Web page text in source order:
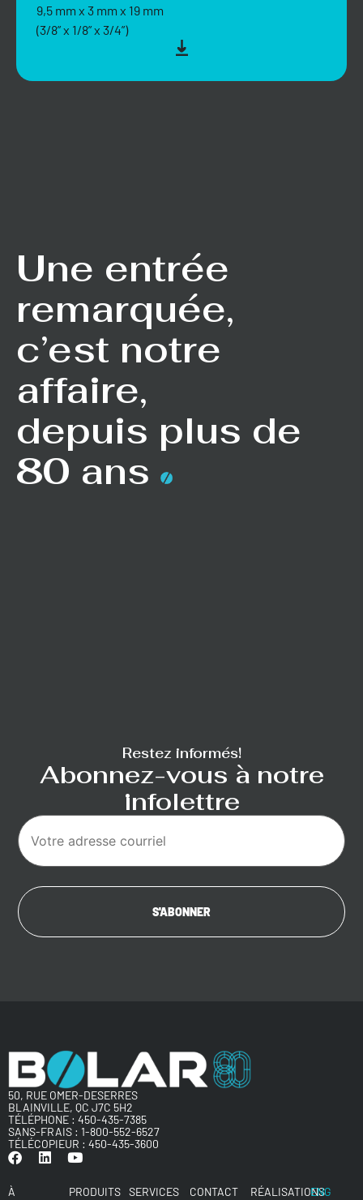
9,5 mm x 3 mm x 19 mm
(3/8” x 1/8” x 3/4”)
Une entrée
remarquée,
c’est notre
affaire,
depuis plus de
80 ans
Restez informés!
Abonnez-vous à notre
infolettre
50, RUE OMER-DESERRES
BLAINVILLE, QC J7C 5H2
TÉLÉPHONE : 450-435-7385
SANS-FRAIS : 1-800-552-6527
TÉLÉCOPIEUR : 450-435-3600
À
PRODUITS SERVICES CONTACT RÉALISATIONS
ENG